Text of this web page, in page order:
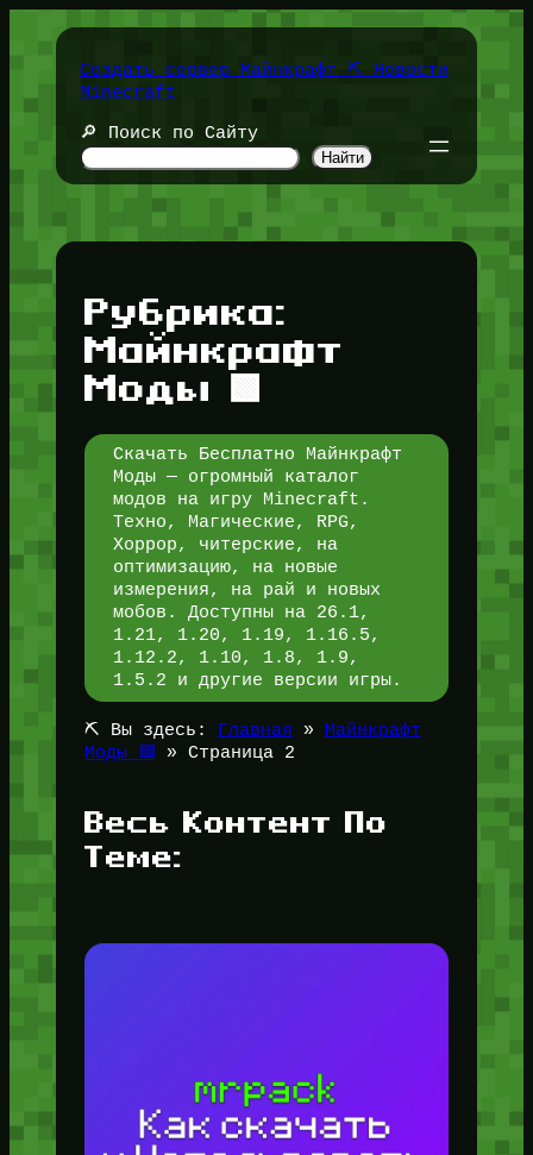
содержимомуСоздать сервер Майнкрафт ⛏️ Новости
Minecraft
🔎 Поиск по Сайту
Найти
Рубрика:
Майнкрафт
Моды 🟩
Скачать Бесплатно Майнкрафт
Моды — огромный каталог
модов на игру Minecraft.
Техно, Магические, RPG,
Хоррор, читерские, на
оптимизацию, на новые
измерения, на рай и новых
мобов. Доступны на 26.1,
1.21, 1.20, 1.19, 1.16.5,
1.12.2, 1.10, 1.8, 1.9,
1.5.2 и другие версии игры.
⛏️ Вы здесь: Главная » Майнкрафт
Моды 🟩 » Страница 2
Весь Контент По
Теме: